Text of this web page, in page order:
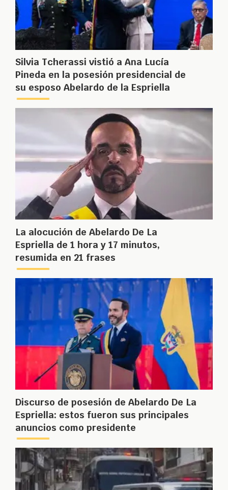
Silvia Tcherassi vistió a Ana Lucía
Pineda en la posesión presidencial de
su esposo Abelardo de la Espriella
La alocución de Abelardo De La
Espriella de 1 hora y 17 minutos,
resumida en 21 frases
Discurso de posesión de Abelardo De La
Espriella: estos fueron sus principales
anuncios como presidente